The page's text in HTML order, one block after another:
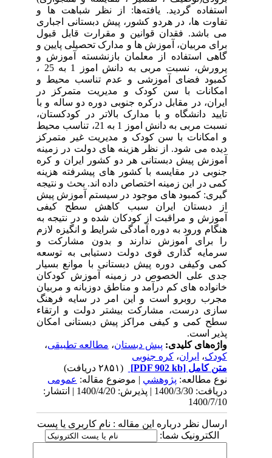
استفاده گردید. یافته‌ها: از نظر شباهت ها و
تفاوت ها، در هردو کشور، پیش دبستانی اجباری
می باشد. فقدان قوانین و مقرارت قابل قبول
برای مربیان، آموزش ها و مدارک تحصیلی پایین و
گاهی استفاده از معلمان بازنشسته آموزش و
پرورش، نسبت مربی به دانش اموز 1 به 25 ،
کمبود فضای آموزشی و عدم تناسب محیط و
امکانات با سن کودک و مدیریت متمرکز در
ایران، در مقابل درکره جنوبی دوره دو ساله و با
تایید دانشگاه و با مدارک بالاتر در کودکستان،
نسبت مربی به دانش اموز 1 به 21، تناسب محیط
و امکانات با سن کودک و مدیریت غیر متمرکز
دیده می شود. از نظر هزینه های دولت در زمینه
آموزش پیش دبستانی هر دو کشور ایران و کره
جنوبی در مقایسه با کشور های پیشرفته هزینه
کمی در این زمینه اختصاص داده اند. بحث و نتیجه
گیری: کمبود های موجود در سیستم آموزش پیش
از دبستان ایران سبب کاهش سطح کیفی
آموزش و مراقبت از کودکان شده و در نتیجه به
هنگام ورود به دوره آمادگی شرایط و انگیزه لازم
را برای آموزش ندارند و بدون مشارکت و
سرمایه گذاری قوی دولت دستیابی به توسعه
کمی وکیفی دوره پیش دبستانی با موانع بسیار
جدی علی الخصوص در زمینه آموزش کودکان
خانواده های کم درآمد و مناطق دوزبانه و مربیان
مجرب روبرو است و این امر در سایه فرهنگ
سازی درست، مشارکت بیشتر دولت و ارتقاء
سطح کمی و کیفی مراکز پیش دبستانی امکان
پذیر است.
واژه‌های کلیدی:پیش دبستان،مطالعه تطبیقی،
کودک،ایران ،کره جنوبی
متن کامل[PDF 902 kb]
نوع مطالعه:پژوهشي| موضوع مقاله:عمومى
دریافت: 1400/3/30 | پذیرش: 1400/4/20 | انتشار:
1400/7/10
ارسال نظر درباره این مقاله : نام کاربری یا پست
الکترونیک شما: